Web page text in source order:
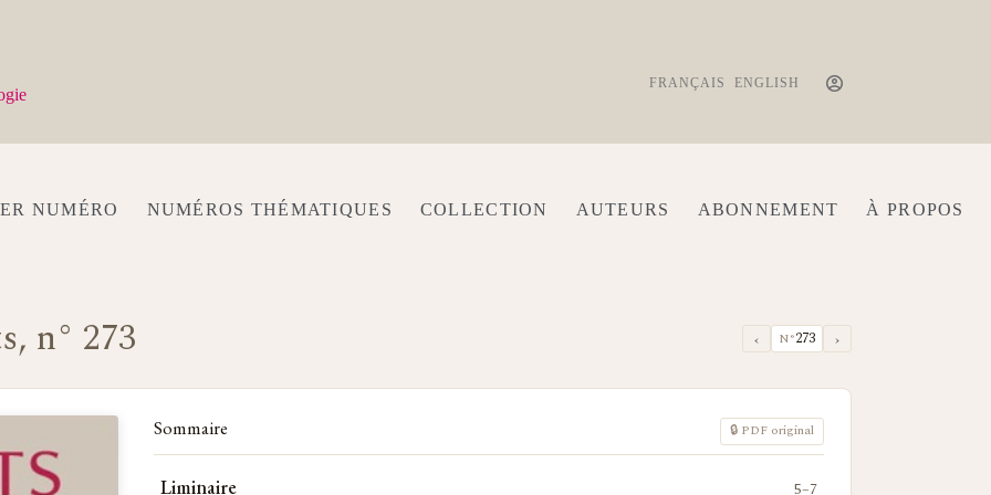
FRANÇAIS ENGLISH
NUMÉRO NUMÉROS THÉMATIQUES COLLECTION AUTEURS ABONNEMENT À PROPOS
n° 273 ‹ N°273 ›
Sommaire 🔒 PDF original
Liminaire 5–7